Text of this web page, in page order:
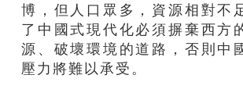
博，但人口眾多，資源相對不
了中國式現代化必須摒棄西方
源、破壞環境的道路，否則中
壓力將難以承受。